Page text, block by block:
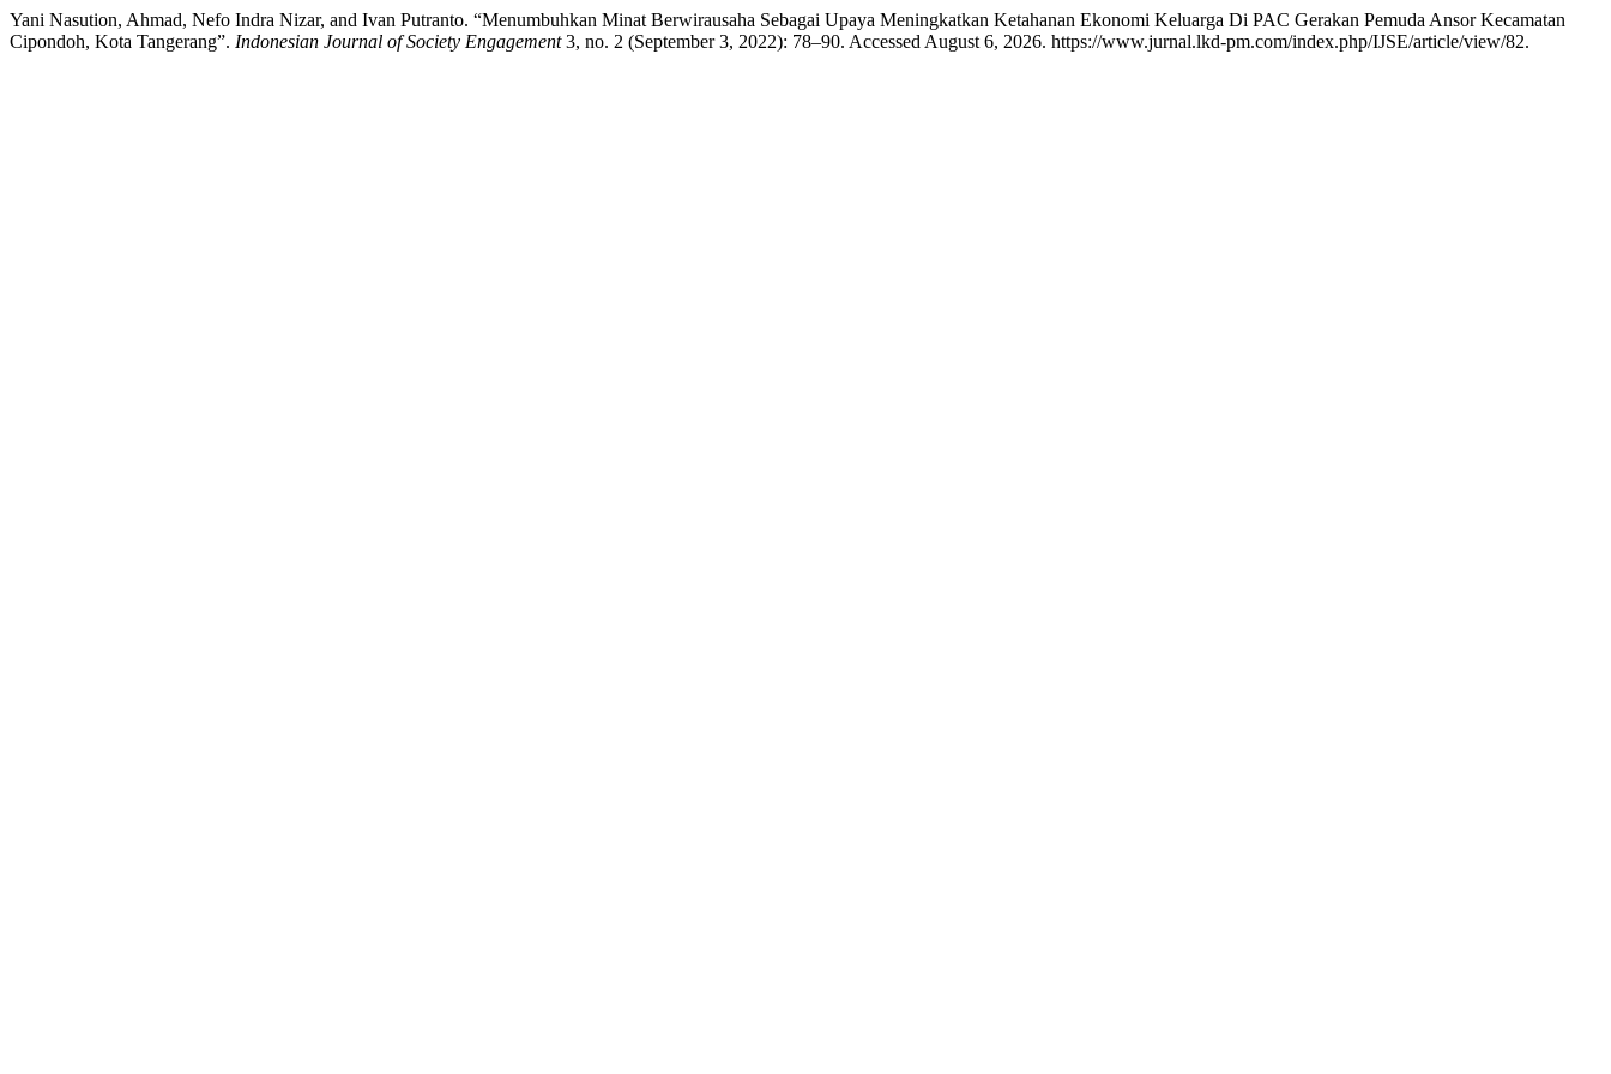
Yani Nasution, Ahmad, Nefo Indra Nizar, and Ivan Putranto. “Menumbuhkan Minat Berwirausaha Sebagai Upaya Meningkatkan Ketahanan Ekonomi Keluarga Di PAC Gerakan Pemuda Ansor Kecamatan
Cipondoh, Kota Tangerang”. Indonesian Journal of Society Engagement3, no. 2 (September 3, 2022): 78–90. Accessed August 6, 2026. https://www.jurnal.lkd-pm.com/index.php/IJSE/article/view/82.